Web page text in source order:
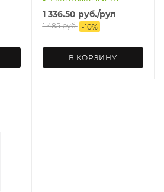
1 336.50 руб./рул
1 485руб. -10%
В КОРЗИНУ